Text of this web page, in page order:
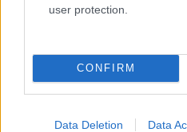
user protection.
CONFIRM
Data Deletion Data
muchas asistencias, sólo una
Alfonso Espino (Cádiz,
Si hay un futbolista del Cádiz
inicio de temporada es